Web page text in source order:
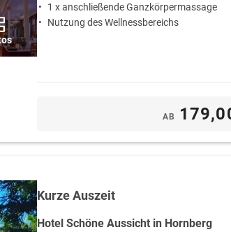
1 x anschließende Ganzkörpermassage
Nutzung des Wellnessbereichs
AB
Kurze Auszeit
Hotel Schöne Aussicht in Hornberg